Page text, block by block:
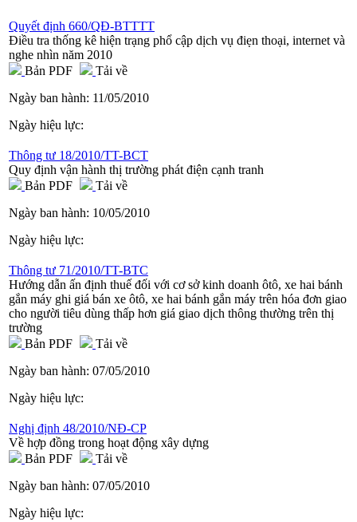
Quyết định 660/QĐ-BTTTT
Điều tra thống kê hiện trạng phổ cập dịch vụ điẹn thoại, internet và
nghe nhìn năm 2010
Bản PDF
Tải về
Ngày ban hành: 11/05/2010
Ngày hiệu lực:
Thông tư 18/2010/TT-BCT
Quy định vận hành thị trường phát điện cạnh tranh
Bản PDF
Tải về
Ngày ban hành: 10/05/2010
Ngày hiệu lực:
Thông tư 71/2010/TT-BTC
Hướng dẫn ấn định thuế đối với cơ sở kinh doanh ôtô, xe hai bánh
gắn máy ghi giá bán xe ôtô, xe hai bánh gắn máy trên hóa đơn giao
cho người tiêu dùng thấp hơn giá giao dịch thông thường trên thị
trường
Bản PDF
Tải về
Ngày ban hành: 07/05/2010
Ngày hiệu lực:
Nghị định 48/2010/NĐ-CP
Về hợp đồng trong hoạt động xây dựng
Bản PDF
Tải về
Ngày ban hành: 07/05/2010
Ngày hiệu lực: